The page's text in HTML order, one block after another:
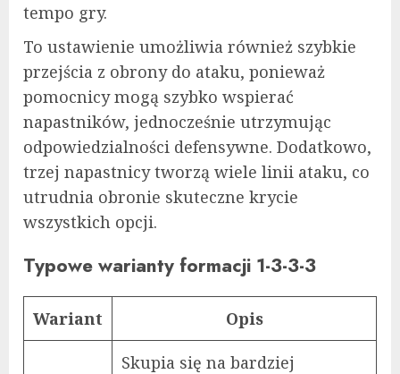
tempo gry.
To ustawienie umożliwia również szybkie
przejścia z obrony do ataku, ponieważ
pomocnicy mogą szybko wspierać
napastników, jednocześnie utrzymując
odpowiedzialności defensywne. Dodatkowo,
trzej napastnicy tworzą wiele linii ataku, co
utrudnia obronie skuteczne krycie
wszystkich opcji.
Typowe warianty formacji 1-3-3-3
Wariant Opis
Skupia się na bardziej